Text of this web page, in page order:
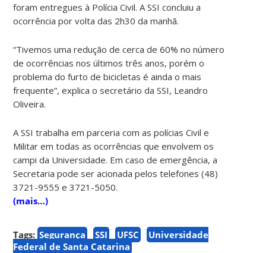
foram entregues à Polícia Civil. A SSI concluiu a
ocorrência por volta das 2h30 da manhã.
“Tivemos uma redução de cerca de 60% no número
de ocorrências nos últimos três anos, porém o
problema do furto de bicicletas é ainda o mais
frequente”, explica o secretário da SSI, Leandro
Oliveira.
A SSI trabalha em parceria com as polícias Civil e
Militar em todas as ocorrências que envolvem os
campi da Universidade. Em caso de emergência, a
Secretaria pode ser acionada pelos telefones (48)
3721-9555 e 3721-5050.
(mais…)
Tags: Segurança SSI UFSC
Universidade
Federal de Santa Catarina